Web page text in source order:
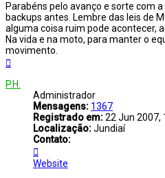
Parabéns pelo avanço e sorte com
backups antes. Lembre das leis de
alguma coisa ruim pode acontecer,
Na vida e na moto, para manter o
movimento.
topo
P.H.
Administrador
Mensagens: 1367
Registrado em:22 Jun 2007,
Localização:Jundiaí
Contato:
P.H.
Website